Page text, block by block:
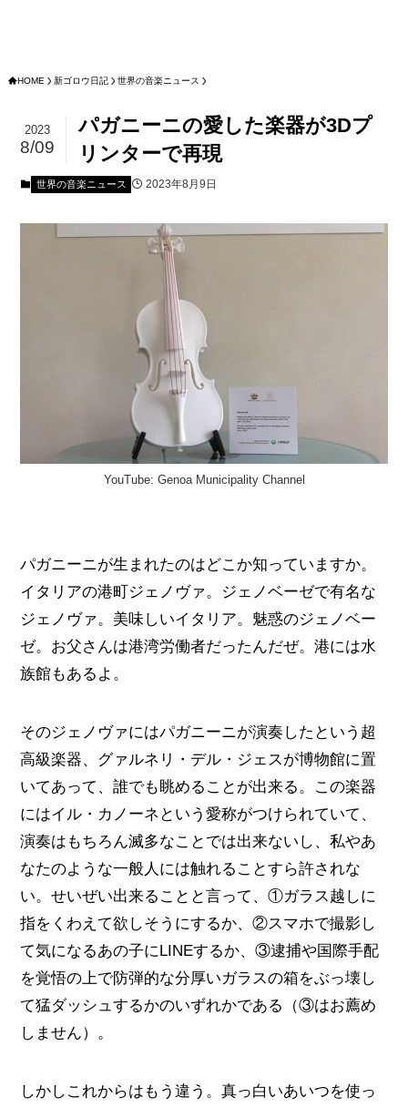
HOME 新ゴロウ日記 世界の音楽ニュース
パガニーニの愛した楽器が3Dプ
リンターで再現
2023
8/09
世界の音楽ニュース 2023年8月9日
YouTube: Genoa Municipality Channel
パガニーニが生まれたのはどこか知っていますか。
イタリアの港町ジェノヴァ。ジェノベーゼで有名な
ジェノヴァ。美味しいイタリア。魅惑のジェノベー
ゼ。お父さんは港湾労働者だったんだぜ。港には水
族館もあるよ。
そのジェノヴァにはパガニーニが演奏したという超
高級楽器、グァルネリ・デル・ジェスが博物館に置
いてあって、誰でも眺めることが出来る。この楽器
にはイル・カノーネという愛称がつけられていて、
演奏はもちろん滅多なことでは出来ないし、私やあ
なたのような一般人には触れることすら許されな
い。せいぜい出来ることと言って、①ガラス越しに
指をくわえて欲しそうにするか、②スマホで撮影し
て気になるあの子にLINEするか、③逮捕や国際手配
を覚悟の上で防弾的な分厚いガラスの箱をぶっ壊し
て猛ダッシュするかのいずれかである（③はお薦め
しません）。
しかしこれからはもう違う。真っ白いあいつを使っ